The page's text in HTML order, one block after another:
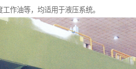
作油等，均适用于液压系统。